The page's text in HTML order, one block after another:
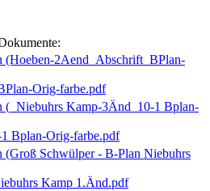
Orig-farbe.pdf
Bplan-Orig-farbe.pdf
Kamp 1.Änd.pdf